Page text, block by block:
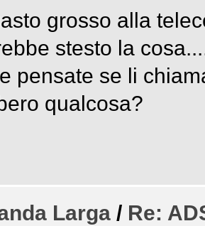
grosso alla
stesto la
pensate se li
qualcosa?
Larga / Re: